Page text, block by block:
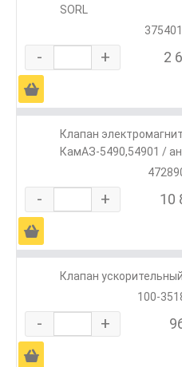
SORL
- + 2
Ä
Клапан
КамАЗ-5490,54901 /
- + 10
Ä
Клапан
100-
- +
Ä